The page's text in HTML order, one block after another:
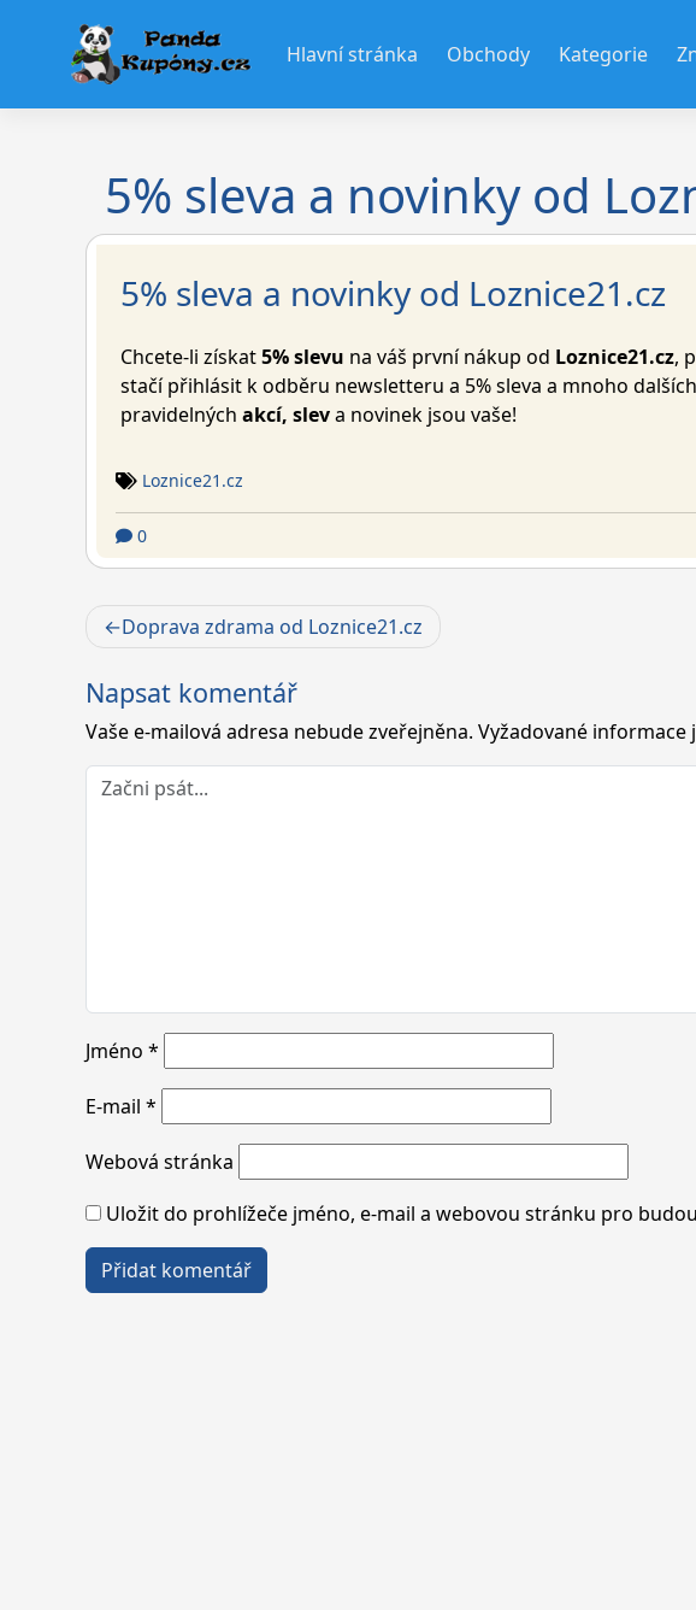
Hlavní stránka Obchody Kategorie
5% sleva a novinky od
5% sleva a novinky od Loznice21.cz
Chcete-li získat5% slevu na váš první nákup od Loznice21.cz,
stačí přihlásit k odběru newsletteru a 5% sleva a mnoho dalších
pravidelných akcí, sleva novinek jsou vaše!
Loznice21.cz
0
Navigace
pro
příspěvek
Doprava zdrama od Loznice21.cz
Napsat komentář
Vaše e-mailová adresa nebude zveřejněna. Vyžadované informace
Jméno *
E-mail *
Webová stránka
Uložit do prohlížeče jméno, e-mail a webovou stránku pro